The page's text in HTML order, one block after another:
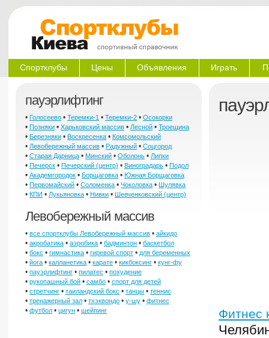
Спортклубы Цены Объявления Играть
пауэрлифтинг
• Голосеево • Теремки-1 • Теремки-2 • Осокорки
• Позняки • Харьковский массив • Лесной • Троещина
• Березняки • Воскресенка • Комсомольский
• Левобережный массив • Радужный • Соцгород
• Старая Дарница • Минский • Оболонь • Липки
• Печерск • Печерский (центр) • Виноградарь • Подол
• Академгородок • Борщаговка • Южная Борщаговка
• Первомайский • Соломенка • Чоколовка • Шулявка
• КПИ • Лукьяновка • Нивки • Шевченковский (центр)
Левобережный массив
• все спортклубы Левобережный массив • айкидо
• акробатика • аэробика • бадминтон • баскетбол
• бокс • гимнастика • гиревой спорт • для беременных
• йога • калланетика • карате • кикбоксинг • кунг-фу
• пауэрлифтинг • пилатес • похудение
• рукопашный бой • самбо • спорт для детей
• стретчинг • таиландский бокс • танцы • теннис
• тренажерный зал • тхэквондо • у-шу • фитнес
• футбол • цигун • шейпинг Фитнес